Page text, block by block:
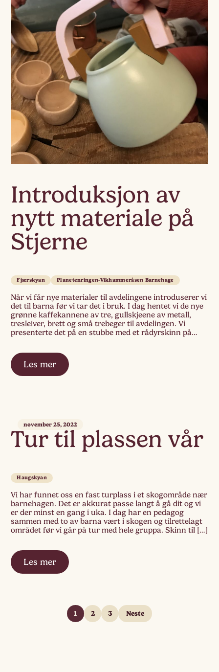
Introduksjon av
nytt materiale på
Stjerne
Fjærskyan Planetenringen-Vikhammeråsen Barnehage
Når vi får nye materialer til avdelingene introduserer vi
det til barna før vi tar det i bruk. I dag hentet vi de nye
grønne kaffekannene av tre, gullskjeene av metall,
tresleiver, brett og små trebeger til avdelingen. Vi
presenterte det på en stubbe med et rådyrskinn på
Les mer
Tur til plassen vår
november 25, 2022
Haugskyan
Vi har funnet oss en fast turplass i et skogområde nær
barnehagen. Det er akkurat passe langt å gå dit og vi
er der minst en gang i uka. I dag har en pedagog
sammen med to av barna vært i skogen og tilrettelagt
området før vi går på tur med hele gruppa. Skinn til […]
Les mer
1 2 3 Neste